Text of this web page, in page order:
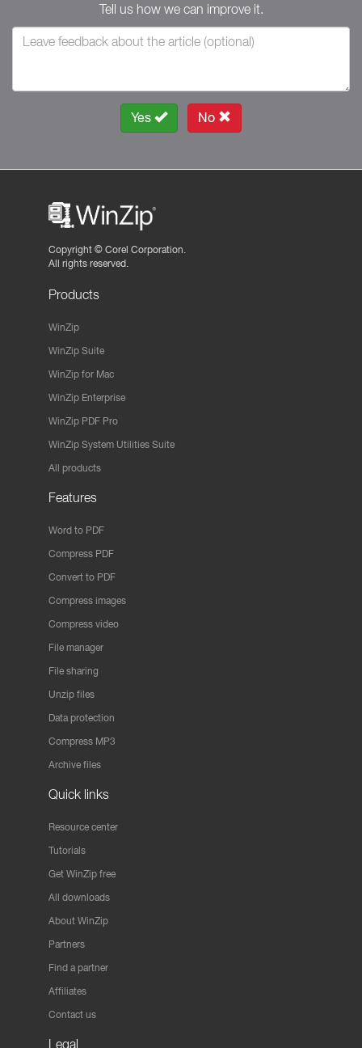
Tell us how we can improve it.
Yes No
Copyright © Corel Corporation.
All rights reserved.
Products
WinZip
WinZip Suite
WinZip for Mac
WinZip Enterprise
WinZip PDF Pro
WinZip System Utilities Suite
All products
Features
Word to PDF
Compress PDF
Convert to PDF
Compress images
Compress video
File manager
File sharing
Unzip files
Data protection
Compress MP3
Archive files
Quick links
Resource center
Tutorials
Get WinZip free
All downloads
About WinZip
Partners
Find a partner
Affiliates
Contact us
Legal